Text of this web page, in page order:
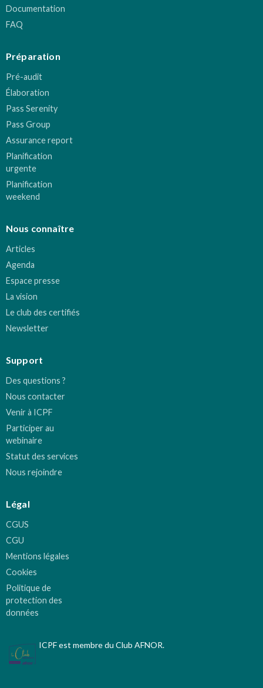
Documentation
FAQ
Préparation
Pré-audit
Élaboration
Pass Serenity
Pass Group
Assurance report
Planification
urgente
Planification
weekend
Nous connaître
Articles
Agenda
Espace presse
La vision
Le club des certifiés
Newsletter
Support
Des questions ?
Nous contacter
Venir à ICPF
Participer au
webinaire
Statut des services
Nous rejoindre
Légal
CGUS
CGU
Mentions légales
Cookies
Politique de
protection des
données
ICPF est membre du Club AFNOR.